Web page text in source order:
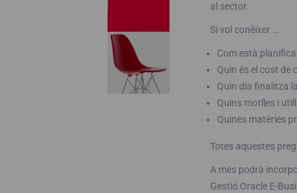
al sector.
Si vol conèixer …
Com està
Quin és el cost de
Quin dia finalitza
Quins motlles i
Quines matèries
Totes aquestes
A més podrà
Gestió Oracle E-